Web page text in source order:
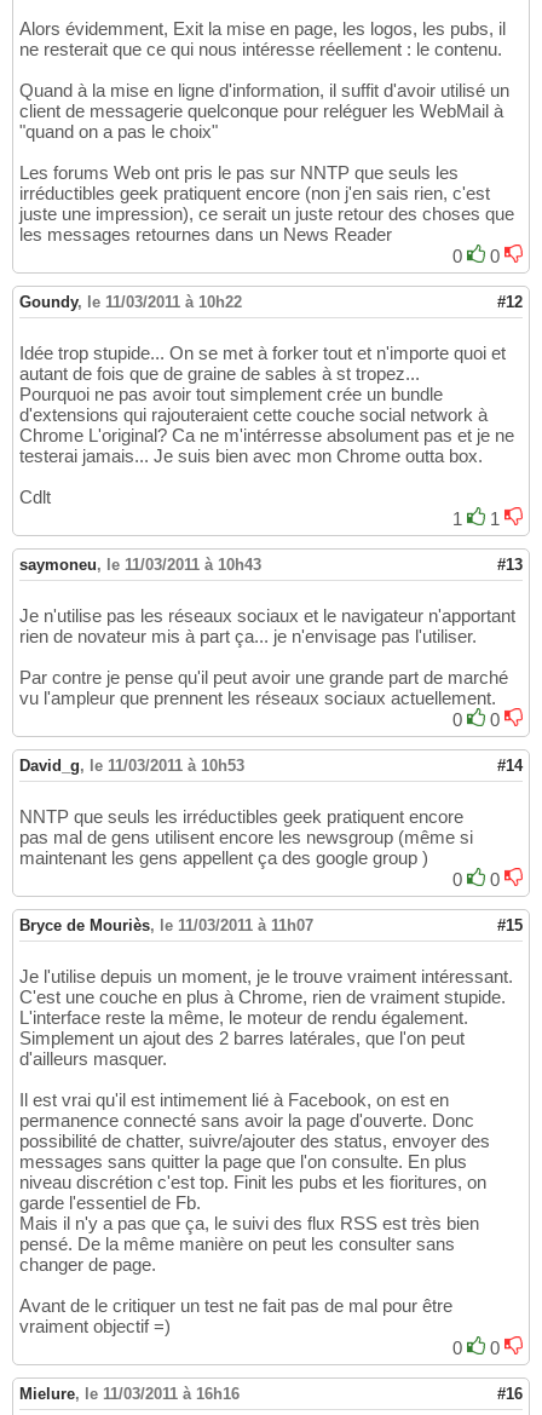
Alors évidemment, Exit la mise en page, les logos, les pubs, il
ne resterait que ce qui nous intéresse réellement : le contenu.
Quand à la mise en ligne d'information, il suffit d'avoir utilisé un
client de messagerie quelconque pour reléguer les WebMail à
"quand on a pas le choix"
Les forums Web ont pris le pas sur NNTP que seuls les
irréductibles geek pratiquent encore (non j'en sais rien, c'est
juste une impression), ce serait un juste retour des choses que
les messages retournes dans un News Reader
0
0
Goundy, le 11/03/2011 à 10h22 #12
Idée trop stupide... On se met à forker tout et n'importe quoi et
autant de fois que de graine de sables à st tropez...
Pourquoi ne pas avoir tout simplement crée un bundle
d'extensions qui rajouteraient cette couche social network à
Chrome L'original? Ca ne m'intérresse absolument pas et je ne
testerai jamais... Je suis bien avec mon Chrome outta box.
Cdlt
1
1
saymoneu, le 11/03/2011 à 10h43 #13
Je n'utilise pas les réseaux sociaux et le navigateur n'apportant
rien de novateur mis à part ça... je n'envisage pas l'utiliser.
Par contre je pense qu'il peut avoir une grande part de marché
vu l'ampleur que prennent les réseaux sociaux actuellement.
0
0
David_g, le 11/03/2011 à 10h53 #14
NNTP que seuls les irréductibles geek pratiquent encore
pas mal de gens utilisent encore les newsgroup (même si
maintenant les gens appellent ça des google group )
0
0
Bryce de Mouriès, le 11/03/2011 à 11h07 #15
Je l'utilise depuis un moment, je le trouve vraiment intéressant.
C'est une couche en plus à Chrome, rien de vraiment stupide.
L'interface reste la même, le moteur de rendu également.
Simplement un ajout des 2 barres latérales, que l'on peut
d'ailleurs masquer.
Il est vrai qu'il est intimement lié à Facebook, on est en
permanence connecté sans avoir la page d'ouverte. Donc
possibilité de chatter, suivre/ajouter des status, envoyer des
messages sans quitter la page que l'on consulte. En plus
niveau discrétion c'est top. Finit les pubs et les fioritures, on
garde l'essentiel de Fb.
Mais il n'y a pas que ça, le suivi des flux RSS est très bien
pensé. De la même manière on peut les consulter sans
changer de page.
Avant de le critiquer un test ne fait pas de mal pour être
vraiment objectif =)
0
0
Mielure, le 11/03/2011 à 16h16 #16